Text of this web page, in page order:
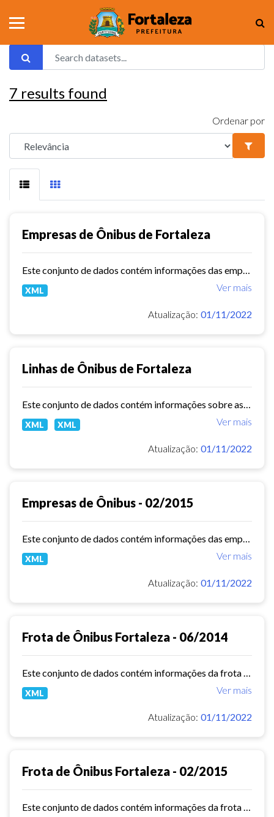
7 results found
Ordenar por
Empresas de Ônibus de Fortaleza
Ver mais
XML
Atualização: 01/11/2022
Linhas de Ônibus de Fortaleza
Ver mais
XML XML
Atualização: 01/11/2022
Empresas de Ônibus - 02/2015
Ver mais
XML
Atualização: 01/11/2022
Frota de Ônibus Fortaleza - 06/2014
Ver mais
XML
Atualização: 01/11/2022
Frota de Ônibus Fortaleza - 02/2015